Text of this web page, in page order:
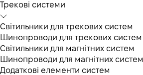
Трекові системи
Світильники для трекових систем
Шинопроводи для трекових систем
Світильники для магнітних систем
Шинопроводи для магнітних систем
Додаткові елементи систем